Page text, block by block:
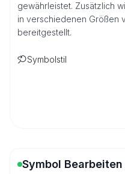
gewährleistet. Zusätzlich
in verschiedenen Größen
bereitgestellt.
Symbolstil
Symbol Bearbeiten